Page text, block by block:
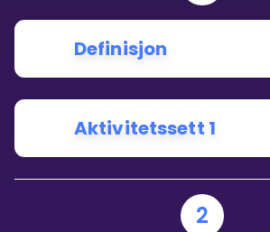
Definisjon
Aktivitetssett 1
2